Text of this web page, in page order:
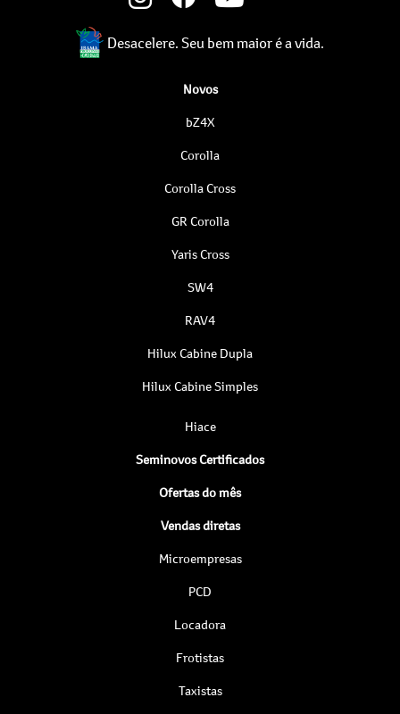
Desacelere. Seu bem maior é a vida.
Novos
bZ4X
Corolla
Corolla Cross
GR Corolla
Yaris Cross
SW4
RAV4
Hilux Cabine Dupla
Hilux Cabine Simples
Hiace
Seminovos Certificados
Ofertas do mês
Vendas diretas
Microempresas
PCD
Locadora
Frotistas
Taxistas